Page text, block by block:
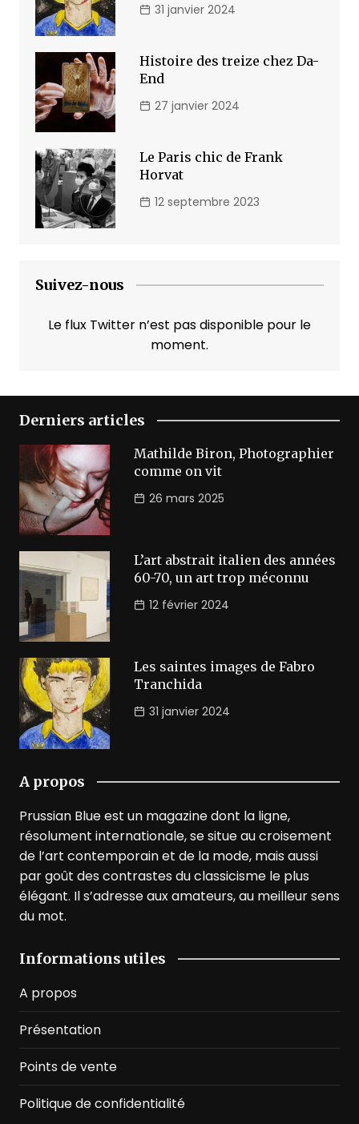
31 janvier 2024
Histoire des treize chez Da-
End
27 janvier 2024
Le Paris chic de Frank
Horvat
12 septembre 2023
Suivez-nous
Le flux Twitter n’est pas disponible pour le
moment.
Derniers articles
Mathilde Biron, Photographier
comme on vit
26 mars 2025
L’art abstrait italien des années
60-70, un art trop méconnu
12 février 2024
Les saintes images de Fabro
Tranchida
31 janvier 2024
A propos
Prussian Blue est un magazine dont la ligne,
résolument internationale, se situe au croisement
de l’art contemporain et de la mode, mais aussi
par goût des contrastes du classicisme le plus
élégant. Il s’adresse aux amateurs, au meilleur sens
du mot.
Informations utiles
A propos
Présentation
Points de vente
Politique de confidentialité